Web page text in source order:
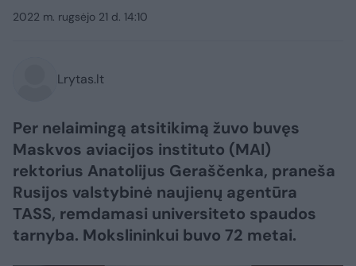
2022 m. rugsėjo 21 d. 14:10
Lrytas.lt
Per nelaimingą atsitikimą žuvo buvęs
Maskvos aviacijos instituto (MAI)
rektorius Anatolijus Geraščenka, praneša
Rusijos valstybinė naujienų agentūra
TASS, remdamasi universiteto spaudos
tarnyba. Mokslininkui buvo 72 metai.